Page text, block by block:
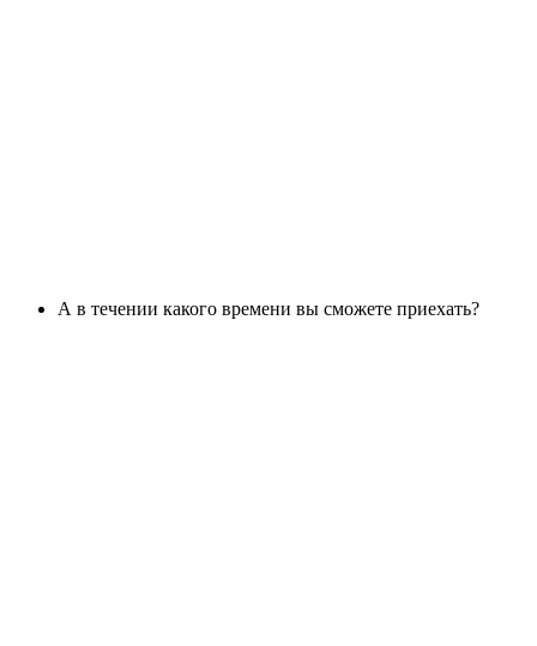
А в течении какого времени вы сможете приехать?